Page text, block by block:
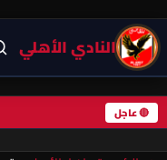
النادي الأهلي
🔴 عاجل